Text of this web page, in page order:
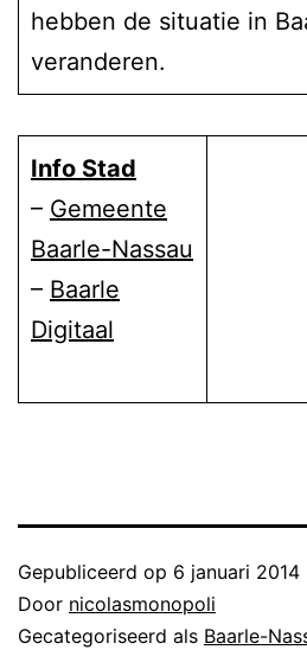
hebben de situatie in
veranderen.
Info Stad
– Gemeente
Baarle-Nassau
– Baarle
Digitaal
Gepubliceerd op 6 januari 2014
Door nicolasmonopoli
Gecategoriseerd als Baarle-